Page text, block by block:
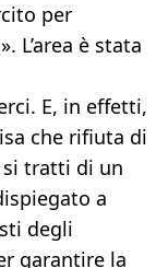
per
L’area è stata
E, in effetti,
che rifiuta di
si tratti di un
a
degli
garantire la